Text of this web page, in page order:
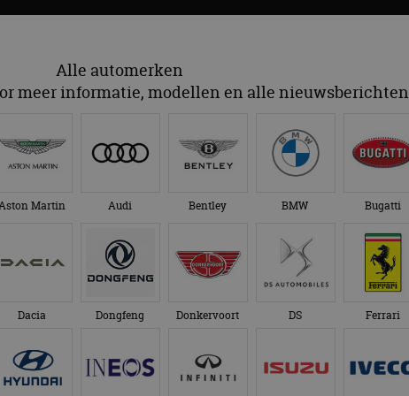
Alle automerken
meer informatie, modellen en alle nieuwsberichten
Martin Audi Bentley BMW Bugatti
Dacia Dongfeng Donkervoort DS Ferrari